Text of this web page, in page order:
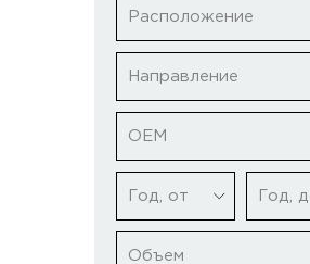
Расположение
Направление
ОЕМ
Год, от Год,
Объем